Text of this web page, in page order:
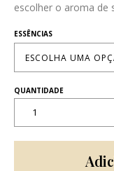
escolher o aroma de
ESSÊNCIAS